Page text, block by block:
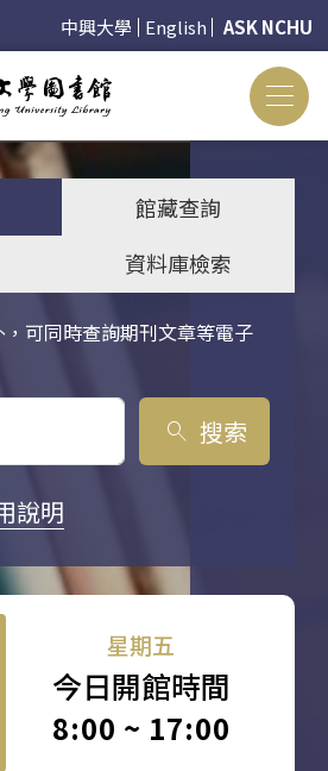
中興大學 English ASK NCHU
館藏查詢
資料庫檢索
可同時查詢期刊文章等電子
search 搜索
說明
星期五
今日開館時間
8:00 ~ 17:00